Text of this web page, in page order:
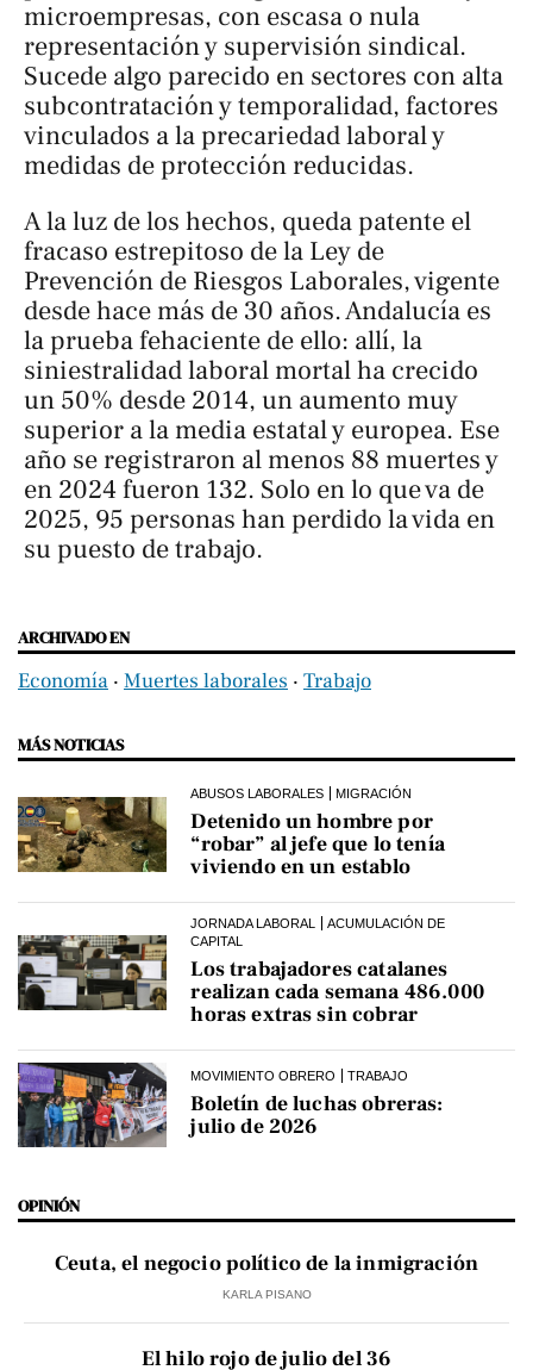
microempresas, con escasa o nula
representación y supervisión sindical.
Sucede algo parecido en sectores con alta
subcontratación y temporalidad, factores
vinculados a la precariedad laboral y
medidas de protección reducidas.
A la luz de los hechos, queda patente el
fracaso estrepitoso de la Ley de
Prevención de Riesgos Laborales, vigente
desde hace más de 30 años. Andalucía es
la prueba fehaciente de ello: allí, la
siniestralidad laboral mortal ha crecido
un 50% desde 2014, un aumento muy
superior a la media estatal y europea. Ese
año se registraron al menos 88 muertes y
en 2024 fueron 132. Solo en lo que va de
2025, 95 personas han perdido la vida en
su puesto de trabajo.
ARCHIVADO EN
Economía ‧ Muertes laborales ‧ Trabajo
MÁS NOTICIAS
ABUSOS LABORALES MIGRACIÓN
Detenido un hombre por
“robar” al jefe que lo tenía
viviendo en un establo
JORNADA LABORAL
ACUMULACIÓN DE
CAPITAL
Los trabajadores catalanes
realizan cada semana 486.000
horas extras sin cobrar
MOVIMIENTO OBRERO TRABAJO
Boletín de luchas obreras:
julio de 2026
OPINIÓN
Ceuta, el negocio político de la inmigración
KARLA PISANO
El hilo rojo de julio del 36